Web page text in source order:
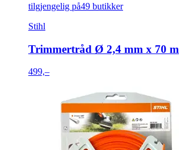
tilgjengelig på49 butikker
Stihl
Trimmertråd Ø 2,4 mm x 70 m
499,–